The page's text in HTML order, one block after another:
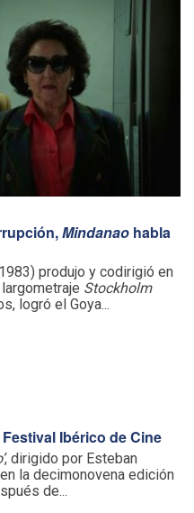
Mindanao habla
produjo y codirigió en
Stockholm
logró el Goya...
Ibérico de Cine
, dirigido por Esteban
la decimonovena edición
de...